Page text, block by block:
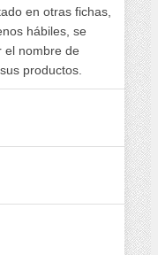
en otras fichas,
hábiles, se
el nombre de
productos.